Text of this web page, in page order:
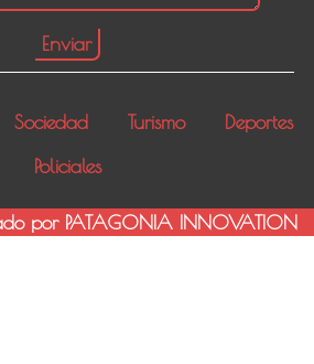
Sociedad Turismo
Deportes
Policiales
por PATAGONIA INNOVATION